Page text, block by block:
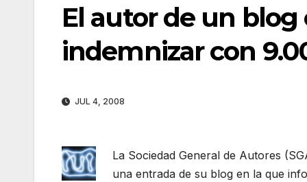
El autor de un blog
indemnizar con
JUL 4, 2008
La Sociedad General de Autores
una entrada de su blog en la que